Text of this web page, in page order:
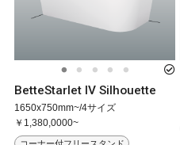
BetteStarlet IV Silhouette
1650x750mm~/4サイズ
￥1,380,0000~